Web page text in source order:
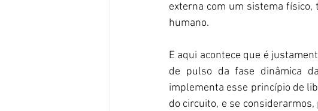
externa com um sistema
humano.
E aqui acontece que é
de pulso da fase dinâmica
implementa esse princípio de
do circuito, e se